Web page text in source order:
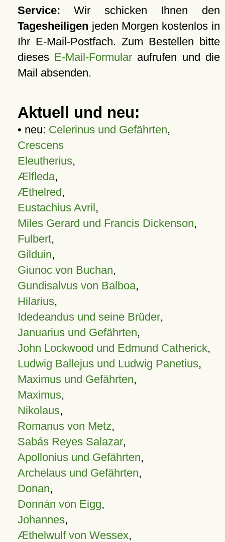
Service: Wir schicken Ihnen den
Tagesheiligen jeden Morgen kostenlos in
Ihr E-Mail-Postfach. Zum Bestellen bitte
dieses E-Mail-Formular aufrufen und die
Mail absenden.
Aktuell und neu:
• neu: Celerinus und Gefährten,
Crescens
Eleutherius,
Ælfleda,
Æthelred,
Eustachius Avril,
Miles Gerard und Francis Dickenson,
Fulbert,
Gilduin,
Giunoc von Buchan,
Gundisalvus von Balboa,
Hilarius,
Idedeandus und seine Brüder,
Januarius und Gefährten,
John Lockwood und Edmund Catherick,
Ludwig Ballejus und Ludwig Panetius,
Maximus und Gefährten,
Maximus,
Nikolaus,
Romanus von Metz,
Sabás Reyes Salazar,
Apollonius und Gefährten,
Archelaus und Gefährten,
Donan,
Donnán von Eigg,
Johannes,
Æthelwulf von Wessex,